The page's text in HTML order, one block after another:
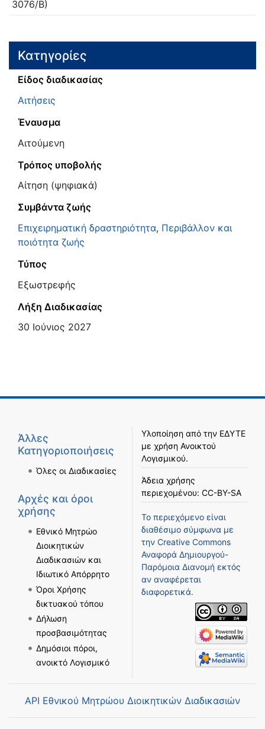
3076/Β)
Κατηγορίες
Είδος διαδικασίας
Αιτήσεις
Έναυσμα
Αιτούμενη
Τρόπος υποβολής
Αίτηση (ψηφιακά)
Συμβάντα ζωής
Επιχειρηματική δραστηριότητα, Περιβάλλον και
ποιότητα ζωής
Τύπος
Εξωστρεφής
Λήξη Διαδικασίας
30 Ιούνιος 2027
Άλλες
Κατηγοριοποιήσεις
Όλες οι Διαδικασίες
Αρχές και όροι
χρήσης
Εθνικό Μητρώο
Διοικητικών
Διαδικασιών και
Ιδιωτικό Απόρρητο
Όροι Χρήσης
δικτυακού τόπου
Δήλωση
προσβασιμότητας
Δημόσιοι πόροι,
ανοικτό Λογισμικό
Υλοποίηση από την ΕΔΥΤΕ
με χρήση Ανοικτού
Λογισμικού.
Άδεια χρήσης
περιεχομένου: CC-BY-SA
Το περιεχόμενο είναι
διαθέσιμο σύμφωνα με
την Creative Commons
Αναφορά Δημιουργού-
Παρόμοια Διανομή εκτός
αν αναφέρεται
διαφορετικά.
API Εθνικού Μητρώου Διοικητικών Διαδικασιών